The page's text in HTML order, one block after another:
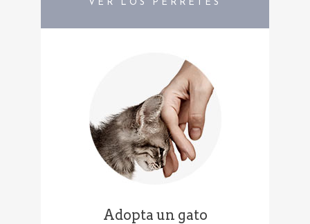
VER LOS PERRETES
Adopta un gato